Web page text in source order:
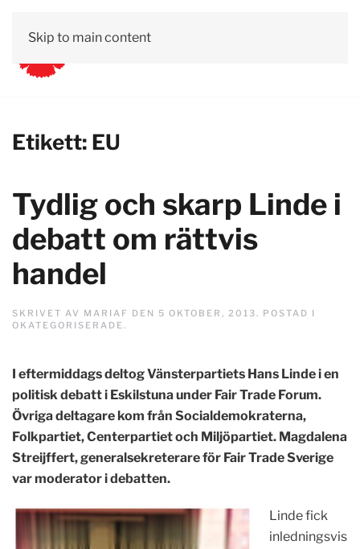
Skip to main content
Etikett: EU
Tydlig och skarp Linde i
debatt om rättvis
handel
SKRIVET AV MARIAF DEN 5 OKTOBER, 2013. POSTAD I
OKATEGORISERADE.
I eftermiddags deltog Vänsterpartiets Hans Linde i en
politisk debatt i Eskilstuna under Fair Trade Forum.
Övriga deltagare kom från Socialdemokraterna,
Folkpartiet, Centerpartiet och Miljöpartiet. Magdalena
Streijffert, generalsekreterare för Fair Trade Sverige
var moderator i debatten.
Linde fick
inledningsvis